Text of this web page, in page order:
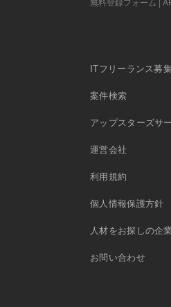
ITフリーランス募
案件検索
アップスターズサ
運営会社
利用規約
個人情報保護方針
人材をお探しの企
お問い合わせ